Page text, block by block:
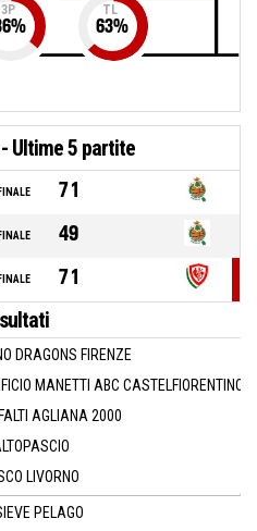
3P
%
TL
63%
Ultime 5 partite
FINALE
71
FINALE
49
FINALE 71
DRAGONS FIRENZE
MANETTI ABC CASTELFIORENTINO
AGLIANA 2000
LIVORNO
PELAGO